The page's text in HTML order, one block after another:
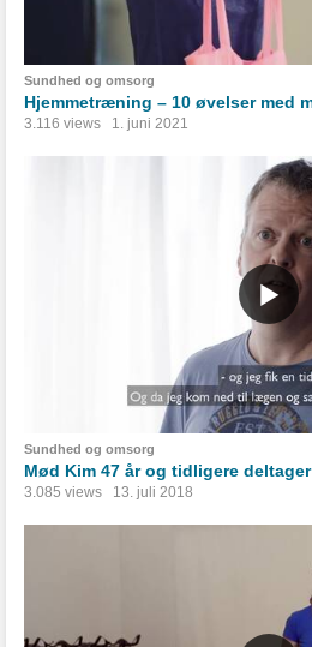
Sundhed og omsorg
Hjemmetræning – 10 øvelser med
3.116 views 1. juni 2021
Sundhed og omsorg
Mød Kim 47 år og tidligere
3.085 views 13. juli 2018